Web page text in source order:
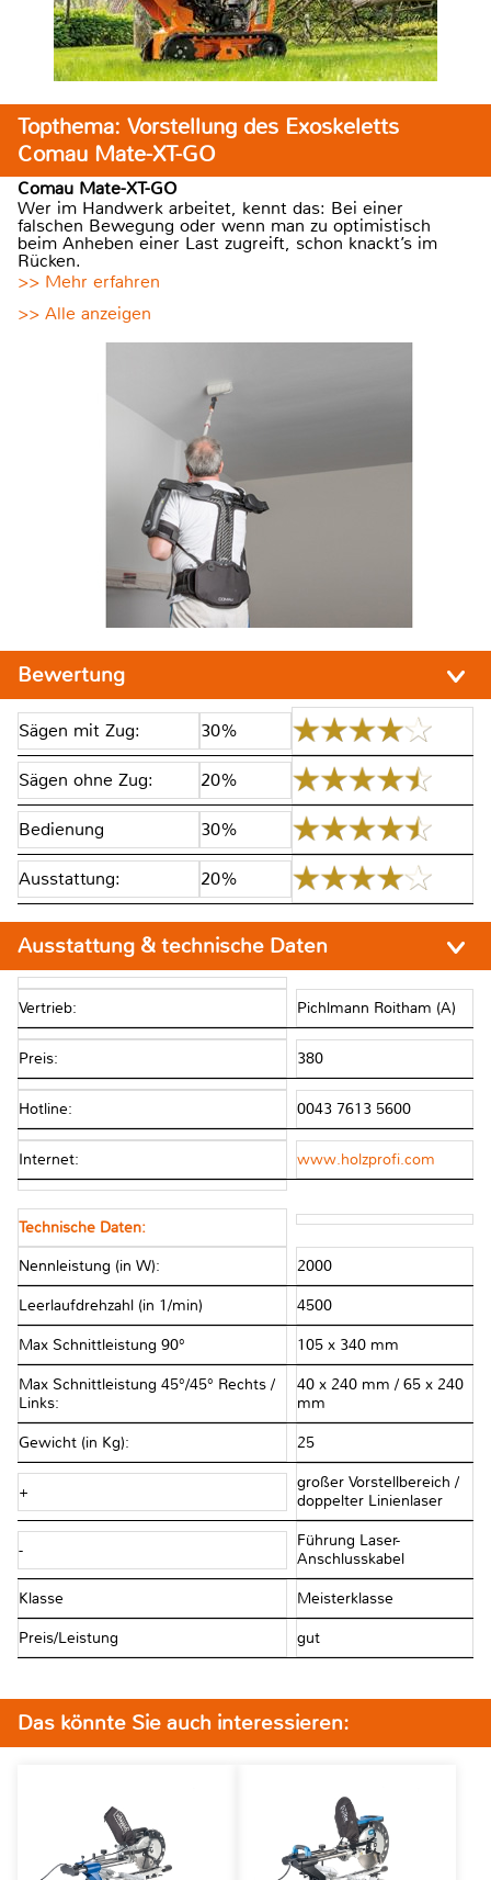
Topthema: Vorstellung des Exoskeletts
Comau Mate-XT-GO
Comau Mate-XT-GO
Wer im Handwerk arbeitet, kennt das: Bei einer
falschen Bewegung oder wenn man zu optimistisch
beim Anheben einer Last zugreift, schon knackt’s im
Rücken.
>> Mehr erfahren
>> Alle anzeigen
Bewertung
Sägen mit Zug: 30%
Sägen ohne Zug: 20%
Bedienung 30%
Ausstattung: 20%
Ausstattung & technische Daten
Vertrieb: Pichlmann Roitham (A)
Preis: 380
Hotline: 0043 7613 5600
Internet: www.holzprofi.com
Technische Daten:
Nennleistung (in W): 2000
Leerlaufdrehzahl (in 1/min) 4500
Max Schnittleistung 90° 105 x 340 mm
Max Schnittleistung 45°/45° Rechts /
Links:
40 x 240 mm / 65 x 240
mm
Gewicht (in Kg): 25
+
großer Vorstellbereich /
doppelter Linienlaser
-
Führung Laser-
Anschlusskabel
Klasse Meisterklasse
Preis/Leistung gut
Das könnte Sie auch interessieren: